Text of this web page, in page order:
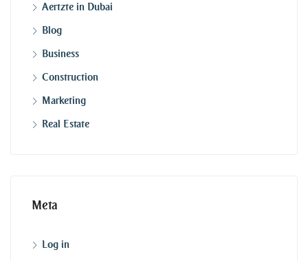
Aertzte in Dubai
Blog
Business
Construction
Marketing
Real Estate
Meta
Log in